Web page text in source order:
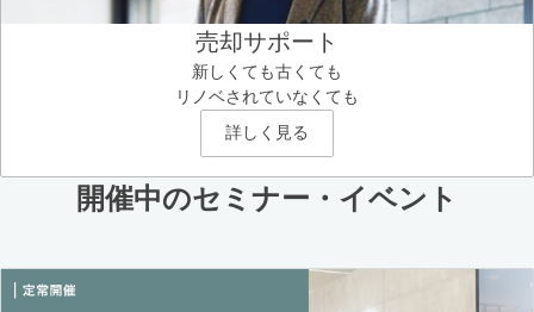
売却サポート
新しくても古くても
リノベされていなくても
詳しく見る
開催中のセミナー・イベント